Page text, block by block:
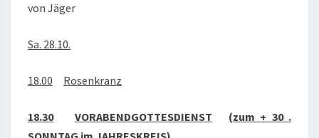
von Jäger
Sa. 28.10.
18.00 Rosenkranz
18.30 VORABENDGOTTESDIENST
(zum + 30 .